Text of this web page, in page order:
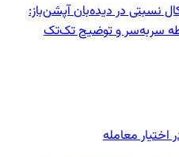
نسبتی در دیده‌بان آپشن‌باز:
سربه‌سر و توضیح تک‌تک